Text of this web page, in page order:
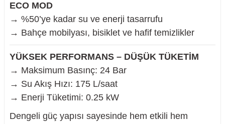
ve Lehim Teli
ECO MOD
→ %50’ye kadar su ve enerji tasarrufu
→ Bahçe mobilyası, bisiklet ve hafif temizlikler
YÜKSEK PERFORMANS – DÜŞÜK TÜKETİM
→ Maksimum Basınç: 24 Bar
→ Su Akış Hızı: 175 L/saat
→ Enerji Tüketimi: 0.25 kW
Dengeli güç yapısı sayesinde hem etkili hem